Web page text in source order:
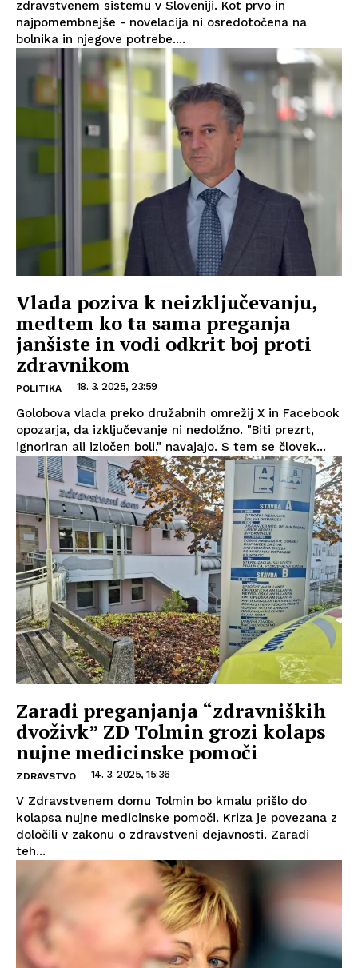
zdravstvenem sistemu v Sloveniji. Kot prvo in
najpomembnejše - novelacija ni osredotočena na
bolnika in njegove potrebe....
Vlada poziva k neizključevanju,
medtem ko ta sama preganja
janšiste in vodi odkrit boj proti
zdravnikom
POLITIKA 18. 3. 2025, 23:59
Golobova vlada preko družabnih omrežij X in Facebook
opozarja, da izključevanje ni nedolžno. "Biti prezrt,
ignoriran ali izločen boli," navajajo. S tem se človek...
Zaradi preganjanja “zdravniških
dvoživk” ZD Tolmin grozi kolaps
nujne medicinske pomoči
ZDRAVSTVO 14. 3. 2025, 15:36
V Zdravstvenem domu Tolmin bo kmalu prišlo do
kolapsa nujne medicinske pomoči. Kriza je povezana z
določili v zakonu o zdravstveni dejavnosti. Zaradi
teh...